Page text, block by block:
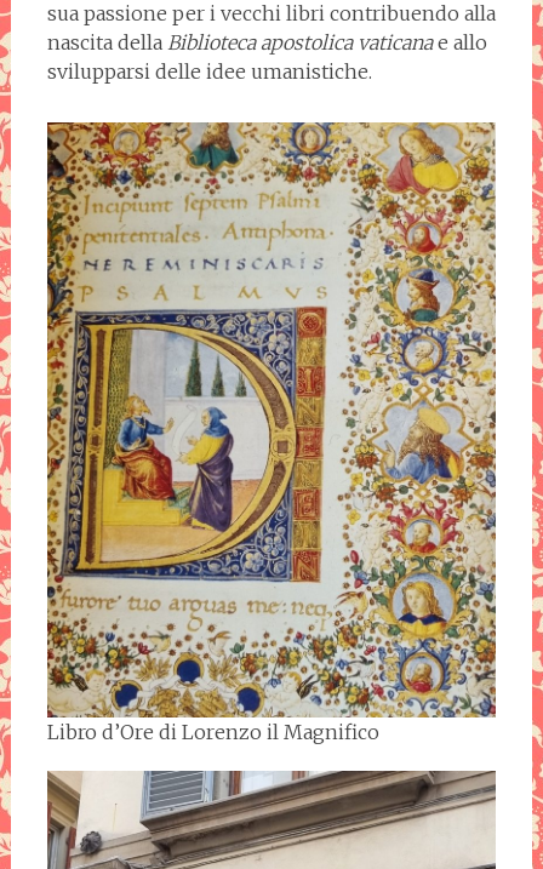
sua passione per i vecchi libri contribuendo alla
nascita della Biblioteca apostolica vaticanae allo
svilupparsi delle idee umanistiche.
Libro d’Ore di Lorenzo il Magnifico